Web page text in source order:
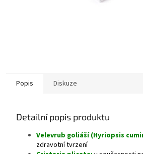
Popis Diskuze
Detailní popis produktu
Velevrub goliáší (Hyriopsis
zdravotní tvrzení